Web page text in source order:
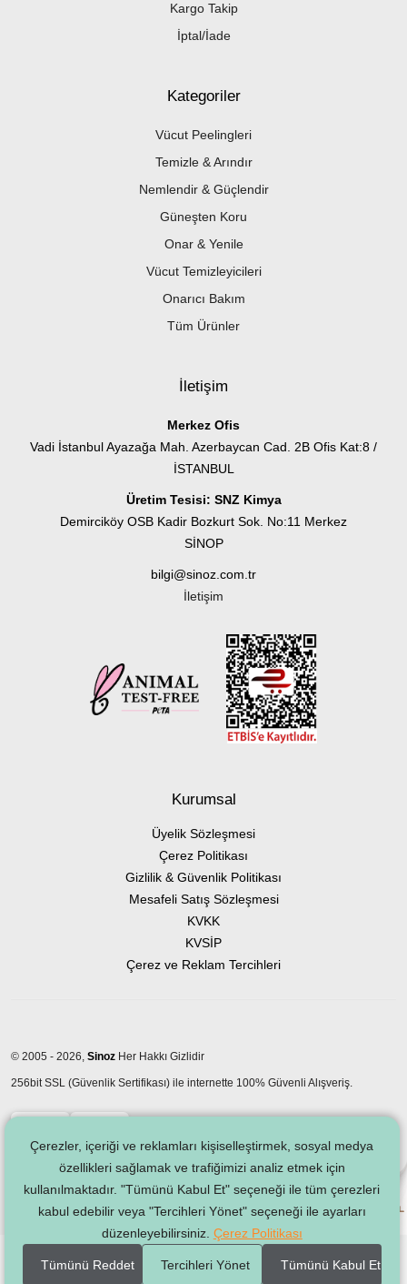
Kargo Takip
İptal/İade
Kategoriler
Vücut Peelingleri
Temizle & Arındır
Nemlendir & Güçlendir
Güneşten Koru
Onar & Yenile
Vücut Temizleyicileri
Onarıcı Bakım
Tüm Ürünler
İletişim
Merkez Ofis
Vadi İstanbul Ayazağa Mah. Azerbaycan Cad. 2B Ofis Kat:8 /
İSTANBUL
Üretim Tesisi: SNZ Kimya
Demirciköy OSB Kadir Bozkurt Sok. No:11 Merkez
SİNOP
bilgi@sinoz.com.tr
İletişim
Kurumsal
Üyelik Sözleşmesi
Çerez Politikası
Gizlilik & Güvenlik Politikası
Mesafeli Satış Sözleşmesi
KVKK
KVSİP
Çerez ve Reklam Tercihleri
© 2005 - 2026, Sinoz Her Hakkı Gizlidir
256bit SSL (Güvenlik Sertifikası) ile internette 100% Güvenli Alışveriş.
Çerezler, içeriği ve reklamları kişiselleştirmek, sosyal medya
özellikleri sağlamak ve trafiğimizi analiz etmek için
kullanılmaktadır. "Tümünü Kabul Et" seçeneği ile tüm çerezleri
kabul edebilir veya "Tercihleri Yönet" seçeneği ile ayarları
düzenleyebilirsiniz. Çerez Politikası
Tümünü Reddet Tercihleri Yönet Tümünü Kabul Et